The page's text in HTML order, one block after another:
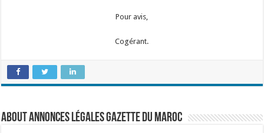
Pour avis,
Cogérant.
About Annonces légales Gazette du Maroc